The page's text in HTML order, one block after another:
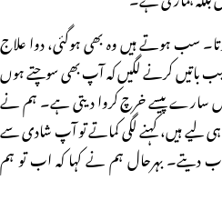
سب ہوتے ہیں وہ بھی ہوگئی، دوا علاج
باتیں کرنے لگیں کہ آپ بھی سوچتے ہوں
سارے پیسے خرچ کروا دیتی ہے۔ ہم نے
لیے ہیں، کہنے لگی کماتے تو آپ شادی سے
دیتے۔ بہرحال ہم نے کہا کہ اب تو ہم